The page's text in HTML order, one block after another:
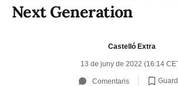
Next Generation
Castelló Extra
13 de juny de 2022 (16:14
Comentaris